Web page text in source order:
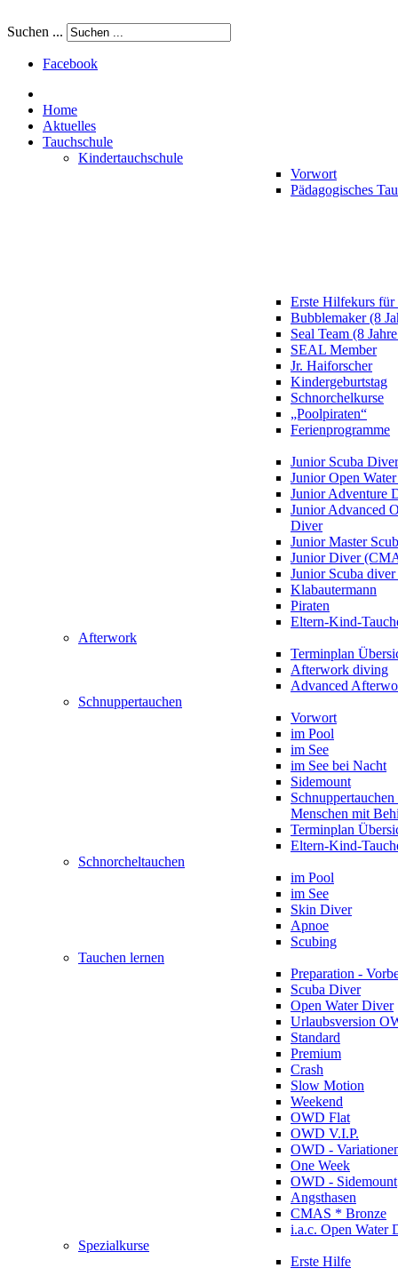
Suchen ...
Facebook
Home
Aktuelles
Tauchschule
Kindertauchschule
Vorwort
Pädagogisches
Erste Hilfekurs
Bubblemaker (8
Seal Team (8
SEAL Member
Jr. Haiforscher
Kindergeburtstag
Schnorchelkurse
„Poolpiraten“
Ferienprogramme
Junior Scuba Diver
Junior Open
Junior Adventure
Junior Advanced
Diver
Junior Master
Junior Diver
Junior Scuba
Klabautermann
Piraten
Eltern-Kind-
Afterwork
Terminplan
Afterwork diving
Advanced
Schnuppertauchen
Vorwort
im Pool
im See
im See bei Nacht
Sidemount
Menschen mit
Terminplan
Eltern-Kind-
Schnorcheltauchen
im Pool
im See
Skin Diver
Apnoe
Scubing
Tauchen lernen
Preparation -
Scuba Diver
Open Water Diver
Urlaubsversion
Standard
Premium
Crash
Slow Motion
Weekend
OWD Flat
OWD V.I.P.
OWD -
One Week
OWD - Sidemount
Angsthasen
CMAS * Bronze
i.a.c. Open Water
Spezialkurse
Erste Hilfe